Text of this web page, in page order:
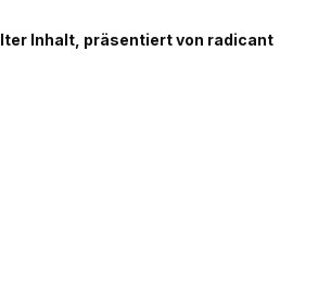
Inhalt, präsentiert von radicant